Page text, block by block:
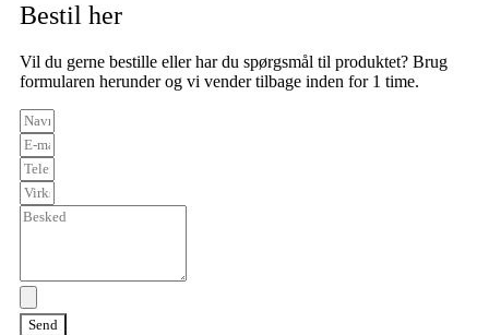
Bestil her
Vil du gerne bestille eller har du spørgsmål til produktet? Brug
formularen herunder og vi vender tilbage inden for 1 time.
Send